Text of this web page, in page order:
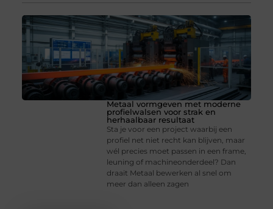
Metaal vormgeven met moderne
profielwalsen voor strak en
herhaalbaar resultaat
Sta je voor een project waarbij een
profiel net niet recht kan blijven, maar
wél precies moet passen in een frame,
leuning of machineonderdeel? Dan
draait Metaal bewerken al snel om
meer dan alleen zagen